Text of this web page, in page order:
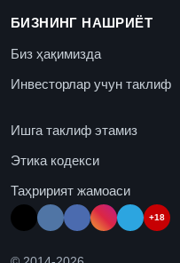
БИЗНИНГ НАШРИЁТ
Биз ҳақимизда
Инвесторлар учун таклиф
Ишга таклиф этамиз
Этика кодекси
Таҳририят жамоаси
+18